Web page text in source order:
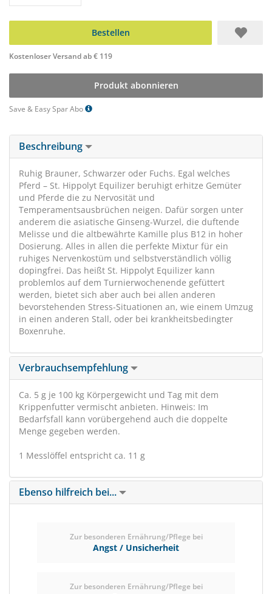
Bestellen
Kostenloser Versand ab € 119
Produkt abonnieren
Save & Easy Spar Abo
Beschreibung
Ruhig Brauner, Schwarzer oder Fuchs. Egal welches
Pferd – St. Hippolyt Equilizer beruhigt erhitze Gemüter
und Pferde die zu Nervosität und
Temperamentsausbrüchen neigen. Dafür sorgen unter
anderem die asiatische Ginseng-Wurzel, die duftende
Melisse und die altbewährte Kamille plus B12 in hoher
Dosierung. Alles in allen die perfekte Mixtur für ein
ruhiges Nervenkostüm und selbstverständlich völlig
dopingfrei. Das heißt St. Hippolyt Equilizer kann
problemlos auf dem Turnierwochenende gefüttert
werden, bietet sich aber auch bei allen anderen
bevorstehenden Stress-Situationen an, wie einem Umzug
in einen anderen Stall, oder bei krankheitsbedingter
Boxenruhe.
Verbrauchsempfehlung
Ca. 5 g je 100 kg Körpergewicht und Tag mit dem
Krippenfutter vermischt anbieten. Hinweis: Im
Bedarfsfall kann vorübergehend auch die doppelte
Menge gegeben werden.
1 Messlöffel entspricht ca. 11 g
Ebenso hilfreich bei...
Zur besonderen Ernährung/Pflege bei
Angst / Unsicherheit
Zur besonderen Ernährung/Pflege bei